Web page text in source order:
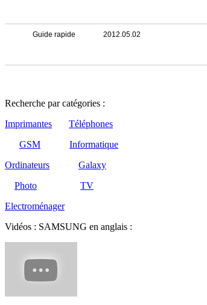
Guide rapide 2012.05.02
Recherche par catégories :
Imprimantes
Téléphones
GSM
Informatique
Ordinateurs
Galaxy
Photo
TV
Electroménager
Vidéos : SAMSUNG en anglais :